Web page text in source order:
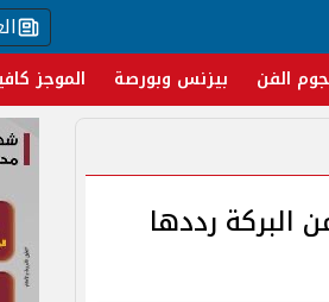
الفن بيزنس وبورصة الموجز
البركة رددها